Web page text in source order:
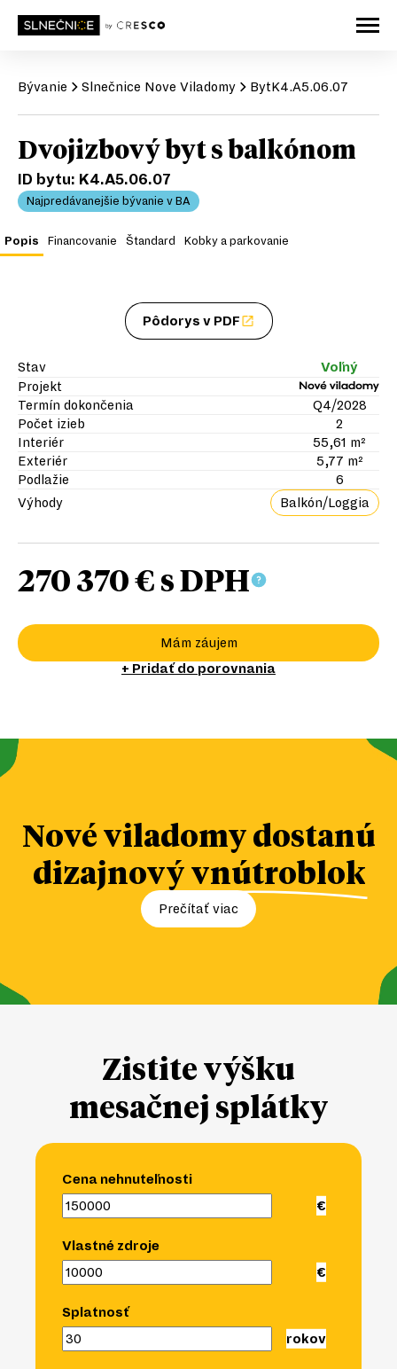
Bývanie Slnečnice Nove Viladomy BytK4.A5.06.07
Dvojizbový byt s balkónom
ID bytu: K4.A5.06.07
Najpredávanejšie bývanie v BA
Popis Financovanie Štandard Kobky a parkovanie
Pôdorys v PDF
Stav
Voľný
Projekt
Termín dokončenia
Q4/2028
Počet izieb
2
Interiér
55,61 m²
Exteriér
5,77 m²
Podlažie
6
Výhody
Balkón/Loggia
270 370 €s DPH
Mám záujem
+ Pridať do porovnania
Nové viladomy dostanú
dizajnovývnútroblok
Prečítať viac
Zistite výšku
mesačnej splátky
Cena nehnuteľnosti
Vlastné zdroje
Splatnosť